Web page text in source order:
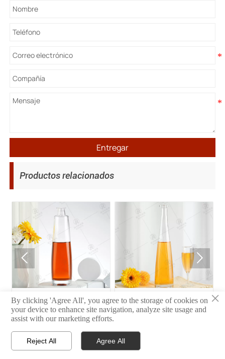
Entregar
Productos relacionados
35 34
 
 
×
By clicking 'Agree All', you agree to the storage of cookies on
your device to enhance site navigation, analyze site usage and
assist with our marketing efforts.
Reject All Agree All